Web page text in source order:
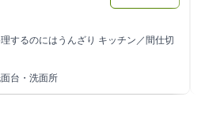
するのにはうんざり キッチン／間仕切
台・洗面所